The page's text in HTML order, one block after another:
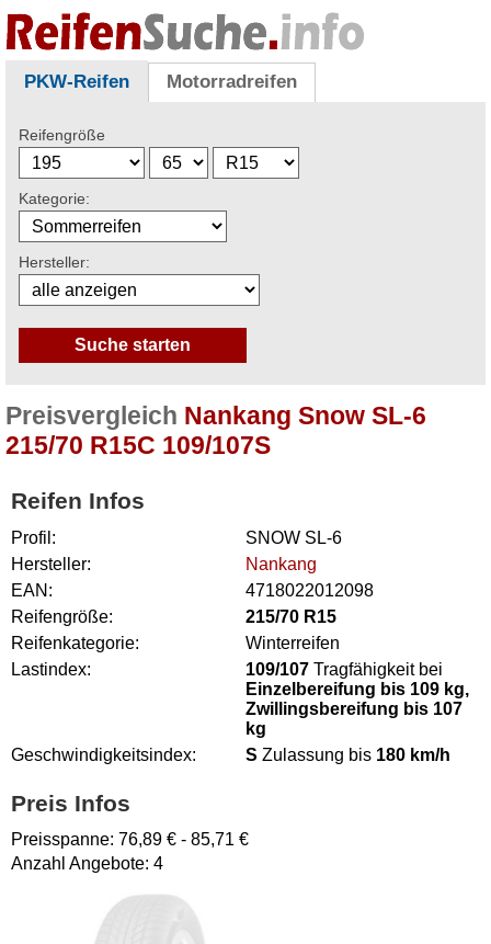
PKW-Reifen Motorradreifen
Reifengröße
Kategorie:
Hersteller:
Preisvergleich Nankang Snow SL-6
215/70 R15C 109/107S
Reifen Infos
Profil:
SNOW SL-6
Hersteller:
Nankang
EAN:
4718022012098
Reifengröße:
215/70 R15
Reifenkategorie:
Winterreifen
Lastindex:
109/107 Tragfähigkeit bei
Einzelbereifung bis 109 kg,
Zwillingsbereifung bis 107
kg
Geschwindigkeitsindex:
S Zulassung bis 180 km/h
Preis Infos
Preisspanne: 76,89 € - 85,71 €
Anzahl Angebote: 4